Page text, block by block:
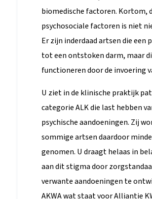
biomedische factoren. Kortom,
psychosociale factoren is niet
Er zijn inderdaad artsen die een
tot een ontstoken darm, maar
functioneren door de invoering
U ziet in de klinische praktijk
categorie ALK die last hebben
psychische aandoeningen. Zij
sommige artsen daardoor
genomen. U draagt helaas in
aan dit stigma door
verwante aandoeningen te
AKWA wat staat voor Alliantie